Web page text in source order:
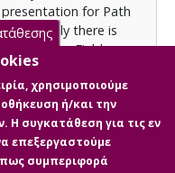
for Path
Finally there is
Scalar Fields.
by copyright, with all
χρησιμοποιούμε
ή/και την
συγκατάθεση για τις εν
επεξεργαστούμε
συμπεριφορά